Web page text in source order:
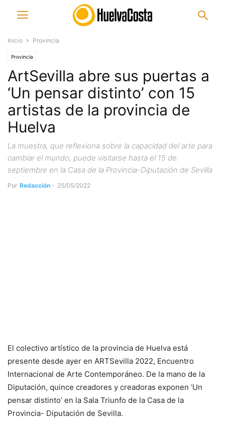
Inicio Provincia
Provincia
ArtSevilla abre sus puertas a
‘Un pensar distinto’ con 15
artistas de la provincia de
Huelva
La muestra, que reflexiona sobre la capacidad del arte para
cambiar el mundo, puede visitarse hasta el 15 de
septiembre en la Casa de la Provincia-Diputación de Sevilla
Por Redacción - 25/05/2022
El colectivo artístico de la provincia de Huelva está
presente desde ayer en ARTSevilla 2022, Encuentro
Internacional de Arte Contemporáneo. De la mano de la
Diputación, quince creadores y creadoras exponen ‘Un
pensar distinto’ en la Sala Triunfo de la Casa de la
Provincia- Diputación de Sevilla.